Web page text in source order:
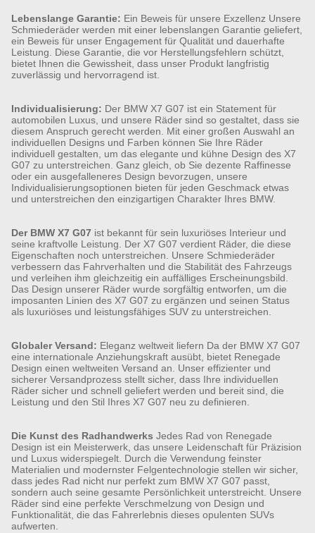
Lebenslange Garantie: Ein Beweis für unsere Exzellenz Unsere
Schmiederäder werden mit einer lebenslangen Garantie geliefert,
ein Beweis für unser Engagement für Qualität und dauerhafte
Leistung. Diese Garantie, die vor Herstellungsfehlern schützt,
bietet Ihnen die Gewissheit, dass unser Produkt langfristig
zuverlässig und hervorragend ist.
Individualisierung: Der BMW X7 G07 ist ein Statement für
automobilen Luxus, und unsere Räder sind so gestaltet, dass sie
diesem Anspruch gerecht werden. Mit einer großen Auswahl an
individuellen Designs und Farben können Sie Ihre Räder
individuell gestalten, um das elegante und kühne Design des X7
G07 zu unterstreichen. Ganz gleich, ob Sie dezente Raffinesse
oder ein ausgefalleneres Design bevorzugen, unsere
Individualisierungsoptionen bieten für jeden Geschmack etwas
und unterstreichen den einzigartigen Charakter Ihres BMW.
Der BMW X7 G07 ist bekannt für sein luxuriöses Interieur und
seine kraftvolle Leistung. Der X7 G07 verdient Räder, die diese
Eigenschaften noch unterstreichen. Unsere Schmiederäder
verbessern das Fahrverhalten und die Stabilität des Fahrzeugs
und verleihen ihm gleichzeitig ein auffälliges Erscheinungsbild.
Das Design unserer Räder wurde sorgfältig entworfen, um die
imposanten Linien des X7 G07 zu ergänzen und seinen Status
als luxuriöses und leistungsfähiges SUV zu unterstreichen.
Globaler Versand: Eleganz weltweit liefern Da der BMW X7 G07
eine internationale Anziehungskraft ausübt, bietet Renegade
Design einen weltweiten Versand an. Unser effizienter und
sicherer Versandprozess stellt sicher, dass Ihre individuellen
Räder sicher und schnell geliefert werden und bereit sind, die
Leistung und den Stil Ihres X7 G07 neu zu definieren.
Die Kunst des Radhandwerks Jedes Rad von Renegade
Design ist ein Meisterwerk, das unsere Leidenschaft für Präzision
und Luxus widerspiegelt. Durch die Verwendung feinster
Materialien und modernster Felgentechnologie stellen wir sicher,
dass jedes Rad nicht nur perfekt zum BMW X7 G07 passt,
sondern auch seine gesamte Persönlichkeit unterstreicht. Unsere
Räder sind eine perfekte Verschmelzung von Design und
Funktionalität, die das Fahrerlebnis dieses opulenten SUVs
aufwerten.